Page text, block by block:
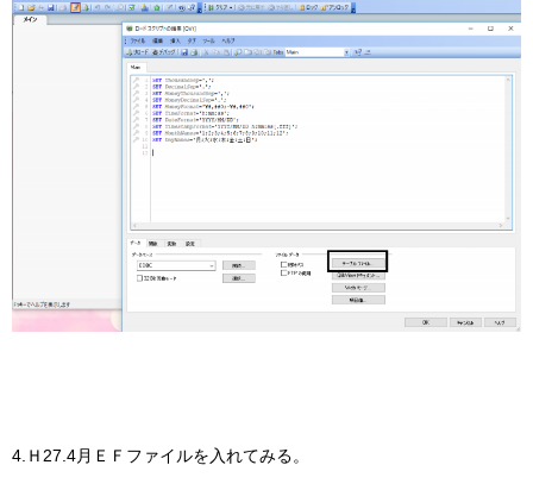
4.Ｈ27.4月ＥＦファイルを入れてみる。